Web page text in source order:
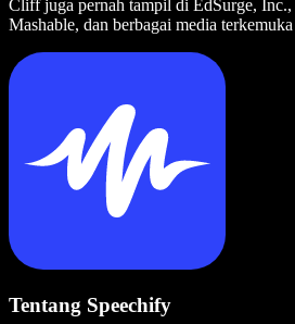
Cliff juga pernah tampil di EdSurge,
Mashable, dan berbagai media
Tentang Speechify